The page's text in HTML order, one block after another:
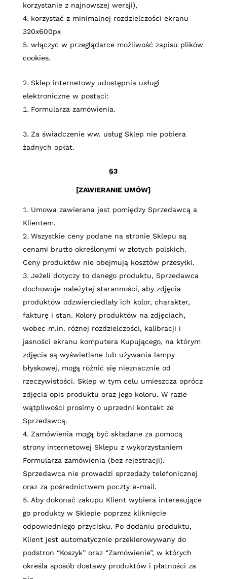
korzystanie z najnowszej wersji),
korzystać z minimalnej rozdzielczości ekranu
320x600px
włączyć w przeglądarce możliwość zapisu plików
cookies.
Sklep internetowy udostępnia usługi
elektroniczne w postaci:
Formularza zamówienia.
Za świadczenie ww. usług Sklep nie pobiera
żadnych opłat.
§3
[ZAWIERANIE UMÓW]
Umowa zawierana jest pomiędzy Sprzedawcą a
Klientem.
Wszystkie ceny podane na stronie Sklepu są
cenami brutto określonymi w złotych polskich.
Ceny produktów nie obejmują kosztów przesyłki.
Jeżeli dotyczy to danego produktu, Sprzedawca
dochowuje należytej staranności, aby zdjęcia
produktów odzwierciedlały ich kolor, charakter,
fakturę i stan. Kolory produktów na zdjęciach,
wobec m.in. różnej rozdzielczości, kalibracji i
jasności ekranu komputera Kupującego, na którym
zdjęcia są wyświetlane lub używania lampy
błyskowej, mogą różnić się nieznacznie od
rzeczywistości. Sklep w tym celu umieszcza oprócz
zdjęcia opis produktu oraz jego koloru. W razie
wątpliwości prosimy o uprzedni kontakt ze
Sprzedawcą.
Zamówienia mogą być składane za pomocą
strony internetowej Sklepu z wykorzystaniem
Formularza zamówienia (bez rejestracji).
Sprzedawca nie prowadzi sprzedaży telefonicznej
oraz za pośrednictwem poczty e-mail.
Aby dokonać zakupu Klient wybiera interesujące
go produkty w Sklepie poprzez kliknięcie
odpowiedniego przycisku. Po dodaniu produktu,
Klient jest automatycznie przekierowywany do
podstron “Koszyk” oraz “Zamówienie”, w których
określa sposób dostawy produktów i płatności za